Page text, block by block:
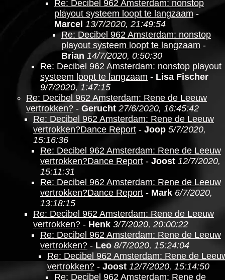
Re: Decibel 962 Amsterdam: nonstop
playout systeem loopt te langzaam -
Marcel 13/7/2020, 21:49:54
Re: Decibel 962 Amsterdam: nonstop
playout systeem loopt te langzaam -
Brian 14/7/2020, 0:50:30
Re: Decibel 962 Amsterdam: nonstop playout
systeem loopt te langzaam - Lisa Fischer
9/7/2020, 1:47:15
Re: Decibel 962 Amsterdam: Rene de Leeuw
vertrokken? - Gerucht 27/6/2020, 16:45:42
Re: Decibel 962 Amsterdam: Rene de Leeuw
vertrokken?Dance Report - Joop 5/7/2020,
15:16:36
Re: Decibel 962 Amsterdam: Rene de Leeuw
vertrokken?Dance Report - Joost 12/7/2020,
15:11:31
Re: Decibel 962 Amsterdam: Rene de Leeuw
vertrokken?Dance Report - Mark 6/7/2020,
13:18:15
Re: Decibel 962 Amsterdam: Rene de Leeuw
vertrokken? - Henk 3/7/2020, 20:00:22
Re: Decibel 962 Amsterdam: Rene de Leeuw
vertrokken? - Leo 8/7/2020, 15:24:04
Re: Decibel 962 Amsterdam: Rene de
vertrokken? - Joost 12/7/2020, 15:14:50
Re: Decibel 962 Amsterdam: Rene de